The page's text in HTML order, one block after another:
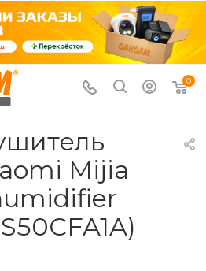
0
Mijia